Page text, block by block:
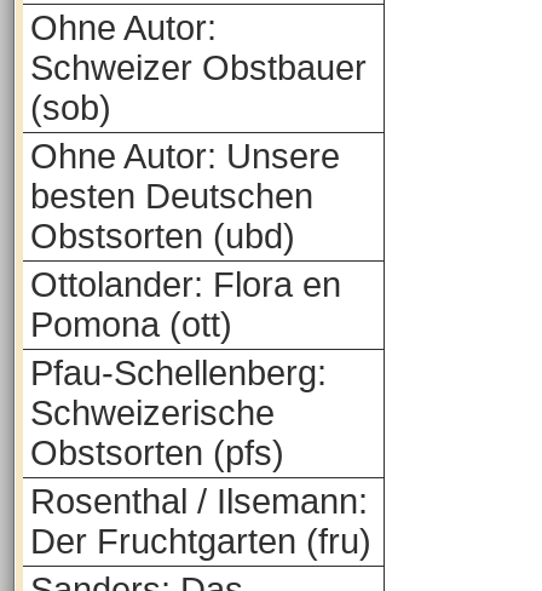
Ohne Autor:
Schweizer Obstbauer
(sob)
Ohne Autor: Unsere
besten Deutschen
Obstsorten (ubd)
Ottolander: Flora en
Pomona (ott)
Pfau-Schellenberg:
Schweizerische
Obstsorten (pfs)
Rosenthal / Ilsemann:
Der Fruchtgarten (fru)